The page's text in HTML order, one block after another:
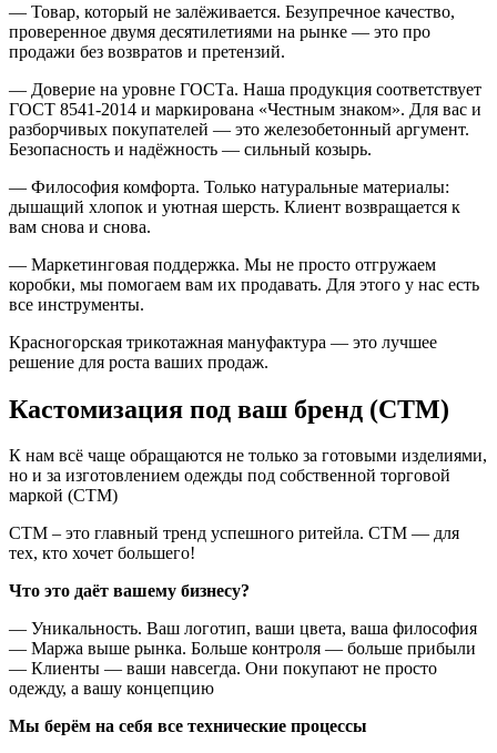
— Товар, который не залёживается. Безупречное качество,
проверенное двумя десятилетиями на рынке — это про
продажи без возвратов и претензий.
— Доверие на уровне ГОСТа. Наша продукция соответствует
ГОСТ 8541-2014 и маркирована «Честным знаком». Для вас и
разборчивых покупателей — это железобетонный аргумент.
Безопасность и надёжность — сильный козырь.
— Философия комфорта. Только натуральные материалы:
дышащий хлопок и уютная шерсть. Клиент возвращается к
вам снова и снова.
— Маркетинговая поддержка. Мы не просто отгружаем
коробки, мы помогаем вам их продавать. Для этого у нас есть
все инструменты.
Красногорская трикотажная мануфактура — это лучшее
решение для роста ваших продаж.
Кастомизация под ваш бренд (СТМ)
К нам всё чаще обращаются не только за готовыми изделиями,
но и за изготовлением одежды под собственной торговой
маркой (СТМ)
СТМ – это главный тренд успешного ритейла. СТМ — для
тех, кто хочет большего!
Что это даёт вашему бизнесу?
— Уникальность. Ваш логотип, ваши цвета, ваша философия
— Маржа выше рынка. Больше контроля — больше прибыли
— Клиенты — ваши навсегда. Они покупают не просто
одежду, а вашу концепцию
Мы берём на себя все технические процессы